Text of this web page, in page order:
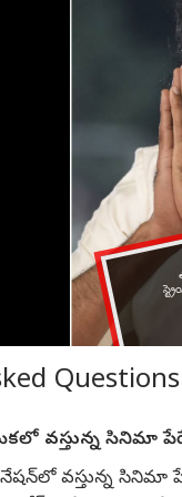
Questions
వస్తున్న సినిమా
వస్తున్న సినిమా
నీట్‌లో ఏ ర్యాంకు వస్తే
ఏపీలో ఎంబిబిఎస్
గ్యారంటీ? టాప్‌
కటాఫ్‌ సంగతేంటీ?